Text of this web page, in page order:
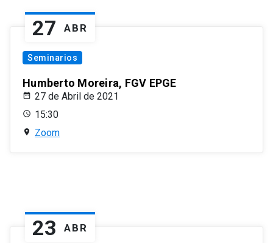
27 ABR
Seminarios
Humberto Moreira, FGV EPGE
27 de Abril de 2021
15:30
Zoom
23 ABR